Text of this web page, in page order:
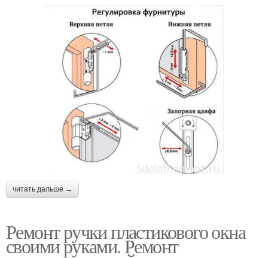
читать дальше →
Ремонт ручки пластикового окна
своими руками. Ремонт